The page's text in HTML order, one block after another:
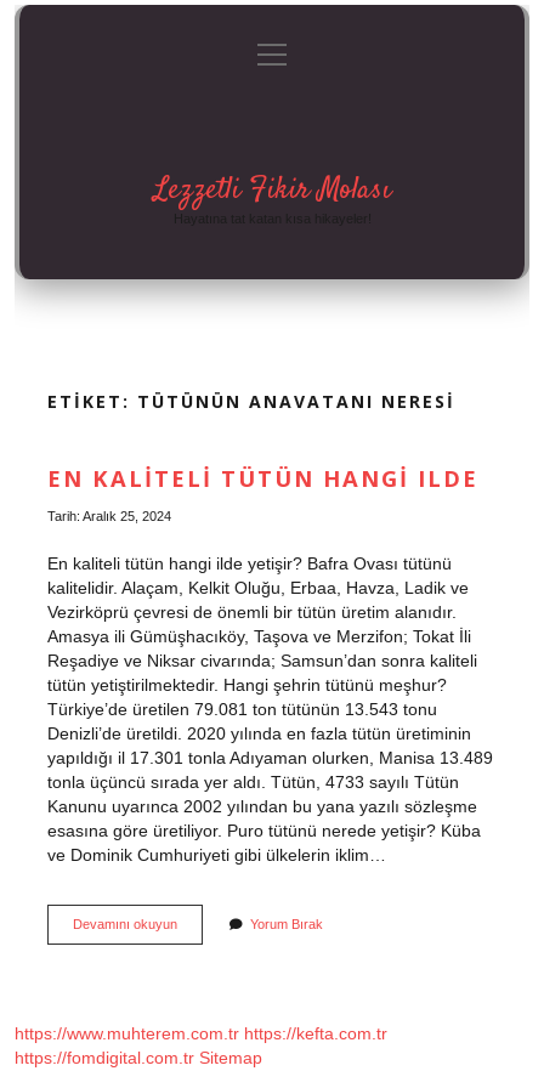
Gizlilik Politikası
menüyü
aç
Lezzetli Fikir Molası
ETIKET: TÜTÜNÜN ANAVATANI NERESI
EN KALITELI TÜTÜN HANGI ILDE
Tarih: Aralık 25, 2024
En kaliteli tütün hangi ilde yetişir? Bafra Ovası tütünü
kalitelidir. Alaçam, Kelkit Oluğu, Erbaa, Havza, Ladik ve
Vezirköprü çevresi de önemli bir tütün üretim alanıdır.
Amasya ili Gümüşhacıköy, Taşova ve Merzifon; Tokat İli
Reşadiye ve Niksar civarında; Samsun’dan sonra kaliteli
tütün yetiştirilmektedir. Hangi şehrin tütünü meşhur?
Türkiye’de üretilen 79.081 ton tütünün 13.543 tonu
Denizli’de üretildi. 2020 yılında en fazla tütün üretiminin
yapıldığı il 17.301 tonla Adıyaman olurken, Manisa 13.489
tonla üçüncü sırada yer aldı. Tütün, 4733 sayılı Tütün
Kanunu uyarınca 2002 yılından bu yana yazılı sözleşme
esasına göre üretiliyor. Puro tütünü nerede yetişir? Küba
ve Dominik Cumhuriyeti gibi ülkelerin iklim…
Devamını okuyunEn
Kaliteli
Yorum Bırak
https://www.muhterem.com.tr https://kefta.com.tr
https://fomdigital.com.tr Sitemap